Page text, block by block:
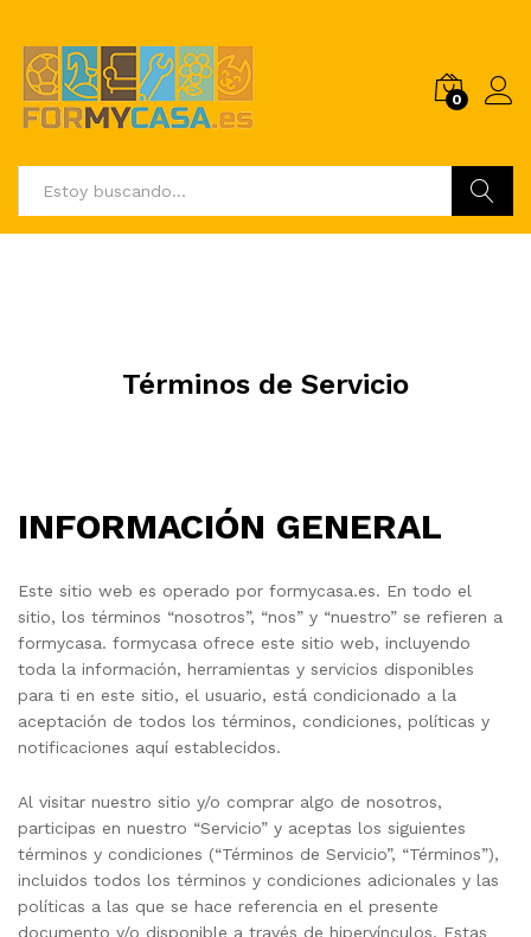
0
Términos de Servicio
INFORMACIÓN GENERAL
Este sitio web es operado por formycasa.es. En todo el
sitio, los términos “nosotros”, “nos” y “nuestro” se refieren a
formycasa. formycasa ofrece este sitio web, incluyendo
toda la información, herramientas y servicios disponibles
para ti en este sitio, el usuario, está condicionado a la
aceptación de todos los términos, condiciones, políticas y
notificaciones aquí establecidos.
Al visitar nuestro sitio y/o comprar algo de nosotros,
participas en nuestro “Servicio” y aceptas los siguientes
términos y condiciones (“Términos de Servicio”, “Términos”),
incluidos todos los términos y condiciones adicionales y las
políticas a las que se hace referencia en el presente
documento y/o disponible a través de hipervínculos. Estas